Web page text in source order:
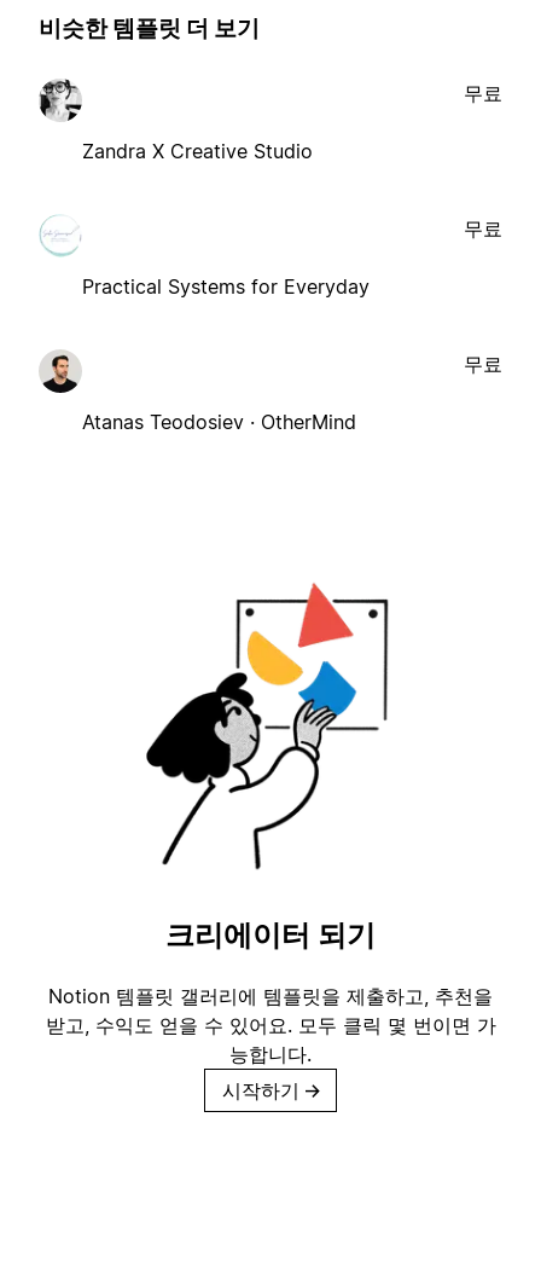
비슷한 템플릿 더 보기
Zandra X Creative Studio
무료
Practical Systems for Everyday
무료
Atanas Teodosiev · OtherMind
무료
크리에이터 되기
Notion 템플릿 갤러리에 템플릿을 제출하고, 추천을
받고, 수익도 얻을 수 있어요. 모두 클릭 몇 번이면 가
능합니다.
시작하기 →